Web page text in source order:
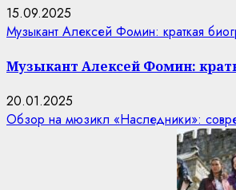
15.09.2025
Музыкант Алексей Фомин: краткая
Музыкант Алексей Фомин:
20.01.2025
Обзор на мюзикл «Наследники»: